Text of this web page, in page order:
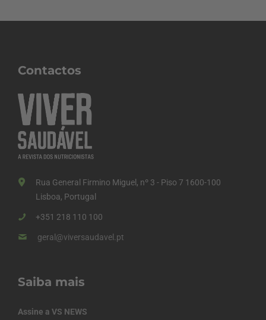
Contactos
Rua General Firmino Miguel, nº 3 - Piso 7 1600-100
Lisboa, Portugal
+351 218 110 100
geral@viversaudavel.pt
Saiba mais
Assine a VS NEWS